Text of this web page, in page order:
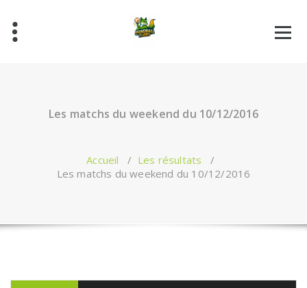
contenu
Les matchs du weekend du 10/12/2016
Accueil / Les résultats /
Les matchs du weekend du 10/12/2016